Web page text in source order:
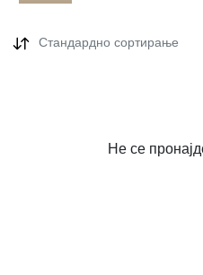
Стандардно сортирање
Не се